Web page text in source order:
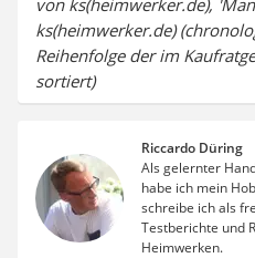
ks(heimwerker.de)
Reihenfolge der im
sortiert)
Riccardo Düring
Als gelernter
habe ich mein
schreibe ich als
Testberichte und
Heimwerken.